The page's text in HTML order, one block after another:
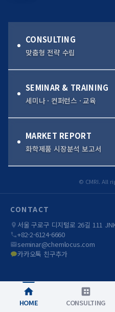
HOME CONSULTING
CONSULTING
맞춤형 전략 수립
SEMINAR & TRAINING
세미나 · 컨퍼런스 · 교육
MARKET REPORT
화학제품 시장분석 보고서
© CMRI. All
CONTACT
서울 구로구 디지털로 26길 111
+82-2-6124-6660
seminar@chemlocus.com
카카오톡 친구추가